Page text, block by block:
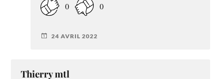
0 0
24 AVRIL 2022
Thierry mtl